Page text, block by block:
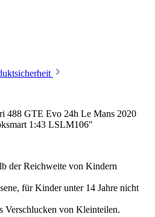
488 GTE Evo 24h Le Mans 2020
1:43 LSLM106"
der Reichweite von Kindern
für Kinder unter 14 Jahre nicht
Verschlucken von Kleinteilen.